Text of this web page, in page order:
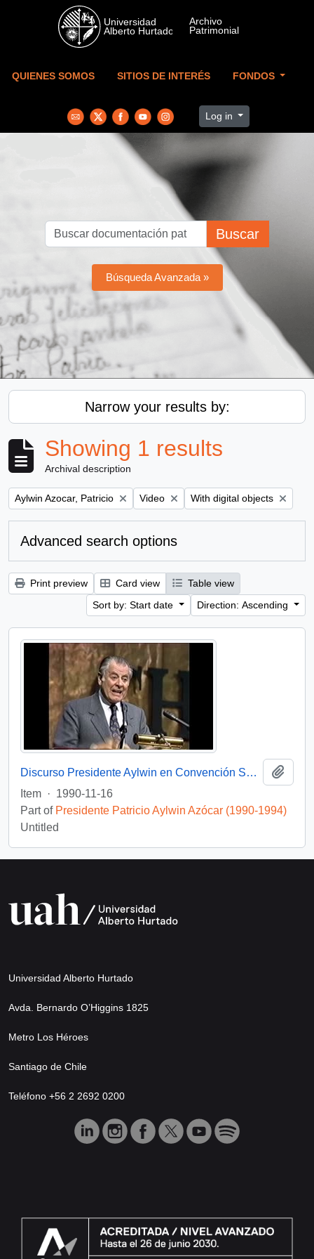
Skip to main content
QUIENES SOMOS SITIOS DE INTERÉS FONDOS
Log in
Buscar
Búsqueda Avanzada »
Narrow your results by:
Showing 1 results
Archival description
Remove filter:
Aylwin Azocar, Patricio Remove filter:
Video Remove filter:
With digital objects
Advanced search options
Print preview Card view
Table view
Sort by: Start date
Direction: Ascending
Discurso Presidente Aylwin en Convención Santiago: Video
Item · 1990-11-16
Part of Presidente Patricio Aylwin Azócar (1990-1994)
Untitled
Universidad Alberto Hurtado
Avda. Bernardo O’Higgins 1825
Metro Los Héroes
Santiago de Chile
Teléfono +56 2 2692 0200